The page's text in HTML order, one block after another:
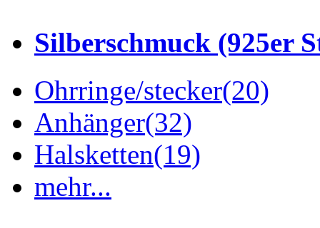
Silberschmuck (925er
Ohrringe/stecker(20)
Anhänger(32)
Halsketten(19)
mehr...